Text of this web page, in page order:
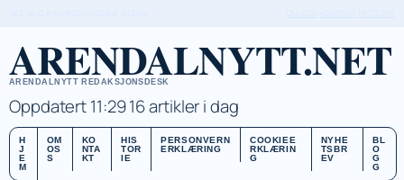
ARENDALNYTT.NET
ARENDALNYTT REDAKSJONSDESK
Oppdatert 11:2916 artikler i dag
H
J
E
M
OM
OS
S
KO
NTA
KT
HIS
TOR
IE
PERSONVERN
ERKLÆRING
COOKIEE
RKLÆRIN
G
NYHE
TSBR
EV
BL
O
G
G